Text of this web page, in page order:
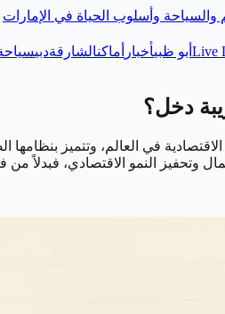
والسياحة وأسلوب الحياة في الإمارات
Live أبو ظبيأخبار أماكنالشارقةدبي
دخل؟
في العالم، وتتميز
وتحفيز النمو الاقتصادي،